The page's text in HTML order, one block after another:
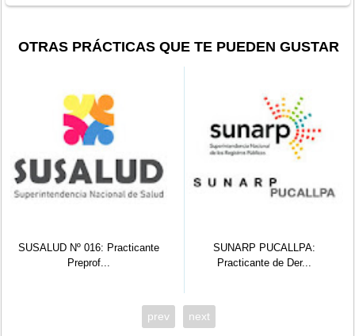
OTRAS PRÁCTICAS QUE TE PUEDEN GUSTAR
SUSALUD Nº 016: Practicante
Preprof...
SUNARP PUCALLPA:
Practicante de Der...
prev next